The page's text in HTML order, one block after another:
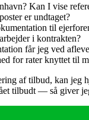
Kan I vise
er undtaget?
til
i kontrakten?
får jeg ved
for rater knyttet til
af tilbud, kan jeg
tilbudt — så giver